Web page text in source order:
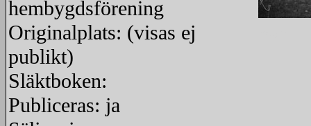
hembygdsförening
Originalplats: (visas ej
publikt)
Släktboken:
Publiceras: ja